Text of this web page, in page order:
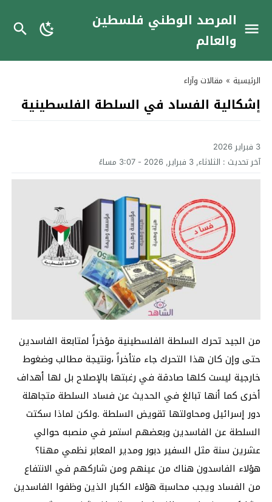
المرصد الوطني فلسطين
والعالم
الرئيسية » مقالات وآراء
إشكالية الفساد في السلطة الفلسطينية
3 فبراير 2026
آخر تحديث : الثلاثاء, 3 فبراير, 2026 - 3:07 مساءً
من الجيد تحرك السلطة الفلسطينية مؤخراً لمتابعة الفاسدين
حتى وإن كان هذا التحرك جاء متأخراً ،ونتيجة مطالب وضغوط
خارجية ليست كلها صادقة في رغبتها بالإصلاح بل لها أهداف
أخرى كما أنها تبالغ في الحديث عن فساد السلطة متجاهلة
دور إسرائيل ومحاولتها تقويض السلطة .ولكن لماذا سكتت
السلطة عن الفاسدين وبعضهم استمر في منصبه حوالي
عشرين سنة مثل السفير دبور ومدير المعابر نظمي مهنا؟
هؤلاء الفاسدون هناك من عينهم ومن شاركهم في الانتفاع
من الفساد ويجب محاسبة هؤلاء الكبار الذين وظفوا الفاسدين